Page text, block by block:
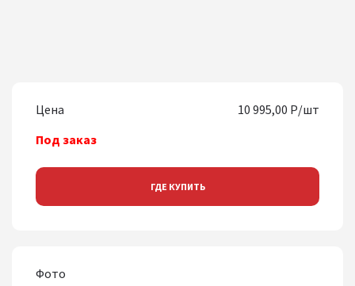
Цена
10 995,00 Р/шт
Под заказ
ГДЕ КУПИТЬ
Фото